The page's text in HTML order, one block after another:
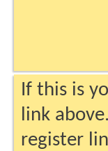
If this is
link
register